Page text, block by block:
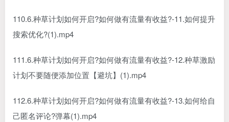
110.6.种草计划如何开启?如何做有流量有收益?-11.如何提升
搜索优化?(1).mp4
111.6.种草计划如何开启?如何做有流量有收益?-12.种草激励
计划不要随便添加位置【避坑】(1).mp4
112.6.种草计划如何开启?如何做有流量有收益?-13.如何给自
己匿名评论?弹幕(1).mp4